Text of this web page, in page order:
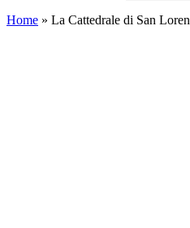
Home » La Cattedrale di San